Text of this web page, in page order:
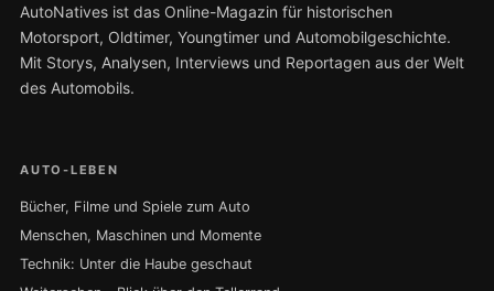
AutoNatives ist das Online-Magazin für historischen
Motorsport, Oldtimer, Youngtimer und Automobilgeschichte.
Mit Storys, Analysen, Interviews und Reportagen aus der Welt
des Automobils.
AUTO-LEBEN
Bücher, Filme und Spiele zum Auto
Menschen, Maschinen und Momente
Technik: Unter die Haube geschaut